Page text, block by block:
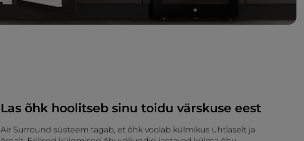
Las õhk hoolitseb sinu toidu värskuse eest
Air Surround süsteem tagab, et õhk voolab külmikus ühtlaselt ja